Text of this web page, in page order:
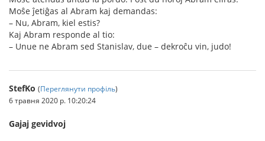
Moŝe ĵetiĝas al Abram kaj demandas:
– Nu, Abram, kiel estis?
Kaj Abram responde al tio:
– Unue ne Abram sed Stanislav, due – dekroĉu vin, judo!
StefKo (Переглянути профіль)
6 травня 2020 р. 10:20:24
Gajaj gevidvoj